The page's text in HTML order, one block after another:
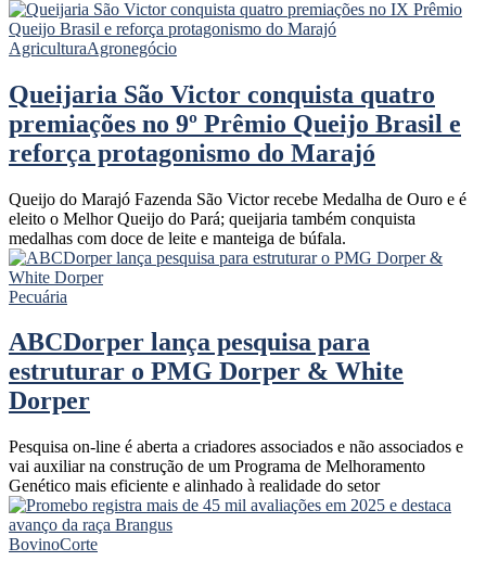
AgriculturaAgronegócio
Queijaria São Victor conquista quatro
premiações no 9º Prêmio Queijo Brasil e
reforça protagonismo do Marajó
Queijo do Marajó Fazenda São Victor recebe Medalha de Ouro e é
eleito o Melhor Queijo do Pará; queijaria também conquista
medalhas com doce de leite e manteiga de búfala.
Pecuária
ABCDorper lança pesquisa para
estruturar o PMG Dorper & White
Dorper
Pesquisa on-line é aberta a criadores associados e não associados e
vai auxiliar na construção de um Programa de Melhoramento
Genético mais eficiente e alinhado à realidade do setor
BovinoCorte